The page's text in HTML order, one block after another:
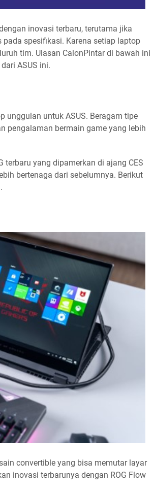
inovasi terbaru, terutama jika
spesifikasi. Karena setiap laptop
tim. Ulasan CalonPintar di bawah ini
ASUS ini.
unggulan untuk ASUS. Beragam tipe
pengalaman bermain game yang lebih
terbaru yang dipamerkan di ajang CES
bertenaga dari sebelumnya. Berikut
convertible yang bisa memutar layar
inovasi terbarunya dengan ROG Flow